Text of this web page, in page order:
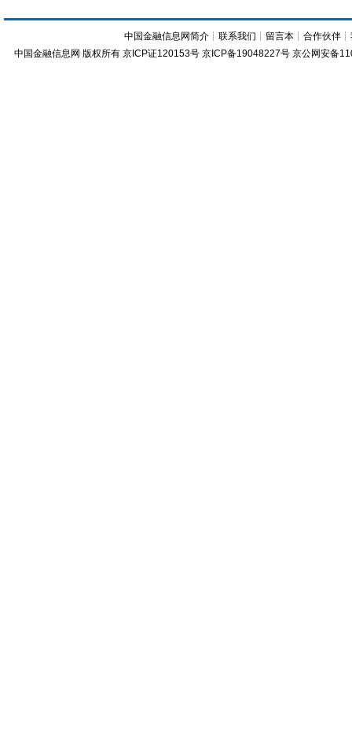
中国金融信息网简介 ┊联系我们 ┊ 留言本 ┊合作伙伴 ┊
中国金融信息网 版权所有 京ICP证120153号 京ICP备19048227号 京公网安备